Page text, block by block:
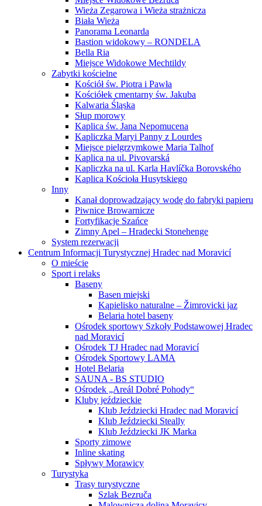
Wieża Zegarowa i Wieża strażnicza
Biała Wieża
Panorama Leonarda
Bastion widokowy – RONDELA
Bella Ria
Miejsce Widokowe Mechtildy
Zabytki kościelne
Kościół św. Piotra i Pawła
Kościółek cmentarny św. Jakuba
Kalwaria Śląska
Słup morowy
Kaplica św. Jana Nepomucena
Kapliczka Maryi Panny z Lourdes
Miejsce pielgrzymkowe Maria Talhof
Kaplica na ul. Pivovarská
Kapliczka na ul. Karla Havlíčka Borovského
Kaplica Kościoła Husytskiego
Inny
Kanał doprowadzający wodę do fabryki papieru
Piwnice Browarnicze
Fortyfikacje Szańce
Zimny Apel – Hradecki Stonehenge
System rezerwacji
Centrum Informacji Turystycznej Hradec nad Moravicí
O mieście
Sport i relaks
Baseny
Basen miejski
Kąpielisko naturalne – Žimrovicki jaz
Belaria hotel baseny
Ośrodek sportowy Szkoły Podstawowej Hradec
nad Moravicí
Ośrodek TJ Hradec nad Moravicí
Ośrodek Sportowy LAMA
Hotel Belaria
SAUNA - BS STUDIO
Ośrodek „Areál Dobré Pohody“
Kluby jeździeckie
Klub Jeździecki Hradec nad Moravicí
Klub Jeździecki Steally
Klub Jeździecki JK Marka
Sporty zimowe
Inline skating
Spływy Morawicy
Turystyka
Trasy turystyczne
Szlak Bezruča